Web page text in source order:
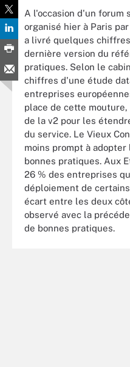
A l'occasion d'un forum
organisé hier à Paris
a livré quelques
dernière version du
pratiques. Selon le
chiffres d'une étude
entreprises
place de cette
de la v2 pour les
du service. Le Vieux
moins prompt à
bonnes pratiques. Aux
26 % des entreprises
déploiement de
écart entre les deux
observé avec la
de bonnes pratiques.